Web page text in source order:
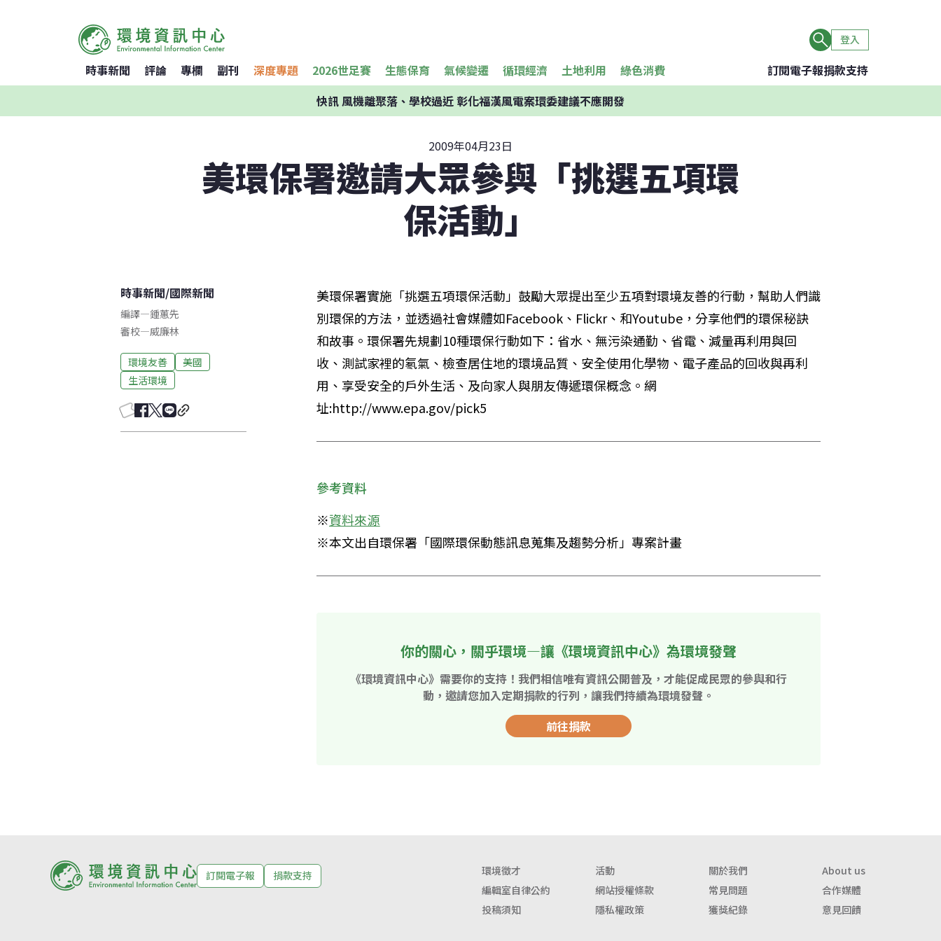
登入
時事新聞 評論 專欄 副刊 深度專題 2026世足賽 生態保育 氣候變遷 循環經濟 土地利用 綠色消費 訂閱電子報捐款支持
快訊風機離聚落、學校過近 彰化福漢風電案環委建議不應開發
2009年04月23日
美環保署邀請大眾參與「挑選五項環
保活動」
時事新聞/國際新聞
編譯—鍾蕙先
審校—威廉林
環境友善
美國
生活環境
美環保署實施「挑選五項環保活動」鼓勵大眾提出至少五項對環境友善的行動，幫助人們識
別環保的方法，並透過社會媒體如Facebook、Flickr、和Youtube，分享他們的環保秘訣
和故事。環保署先規劃10種環保行動如下：省水、無污染通勤、省電、減量再利用與回
收、測試家裡的氡氣、檢查居住地的環境品質、安全使用化學物、電子產品的回收與再利
用、享受安全的戶外生活、及向家人與朋友傳遞環保概念。網
址:http://www.epa.gov/pick5
參考資料
※資料來源
※本文出自環保署「國際環保動態訊息蒐集及趨勢分析」專案計畫
你的關心，關乎環境—讓《環境資訊中心》為環境發聲
《環境資訊中心》需要你的支持！我們相信唯有資訊公開普及，才能促成民眾的參與和行
動，邀請您加入定期捐款的行列，讓我們持續為環境發聲。
前往捐款
訂閱電子報 捐款支持 環境徵才 活動 關於我們
About us
編輯室自律公約
網站授權條款 常見問題
合作媒體
投稿須知
隱私權政策 獲獎紀錄 意見回饋